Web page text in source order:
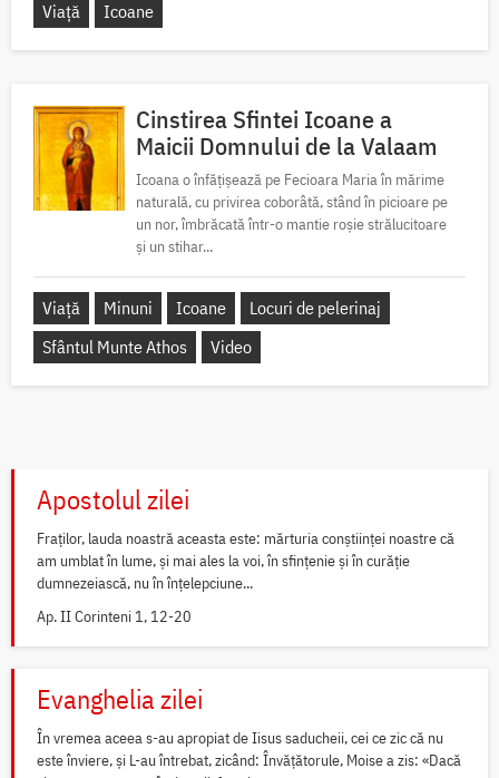
Viață Icoane
Cinstirea Sfintei Icoane a
Maicii Domnului de la Valaam
Icoana o înfățișează pe Fecioara Maria în mărime
naturală, cu privirea coborâtă, stând în picioare pe
un nor, îmbrăcată într-o mantie roșie strălucitoare
și un stihar...
Viață Minuni Icoane
Locuri de pelerinaj
Sfântul Munte Athos
Video
Apostolul zilei
Fraților, lauda noastră aceasta este: mărturia conștiinței noastre că
am umblat în lume, și mai ales la voi, în sfințenie și în curăție
dumnezeiască, nu în înțelepciune...
Ap. II Corinteni 1, 12-20
Evanghelia zilei
În vremea aceea s-au apropiat de Iisus saducheii, cei ce zic că nu
este înviere, și L-au întrebat, zicând: Învățătorule, Moise a zis: «Dacă